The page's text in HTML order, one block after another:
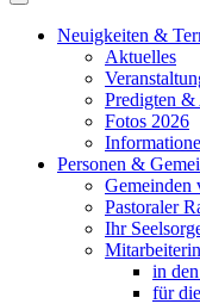
Neuigkeiten &
Aktuelles
Predigten &
Fotos 2026
Personen &
Gemeinden
Pastoraler
Ihr
in
für